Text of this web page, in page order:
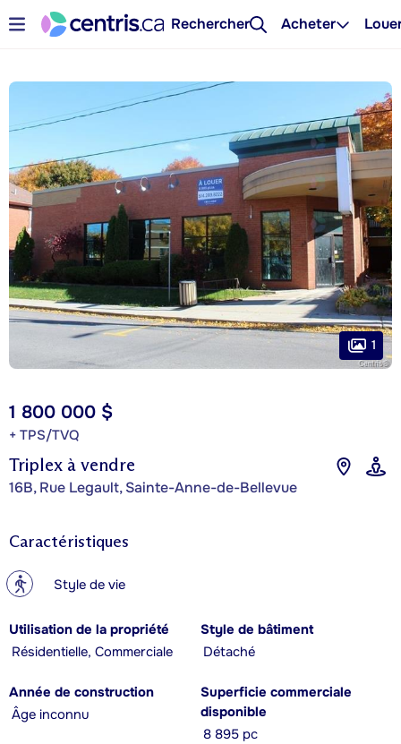
Rechercher Acheter
Triplex à vendre
16B, Rue Legault, Sainte-Anne-de-Bellevue
1 800 000 $
+ TPS/TVQ
1
Caractéristiques
? Style de vie
Utilisation de la propriété
Résidentielle, Commerciale
Style de bâtiment
Détaché
Année de construction
Âge inconnu
Superficie commerciale
disponible
8 895 pc